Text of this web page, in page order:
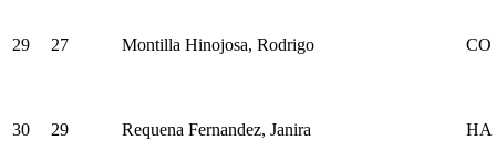
29 27 Montilla Hinojosa, Rodrigo CO
30 29 Requena Fernandez, Janira HA